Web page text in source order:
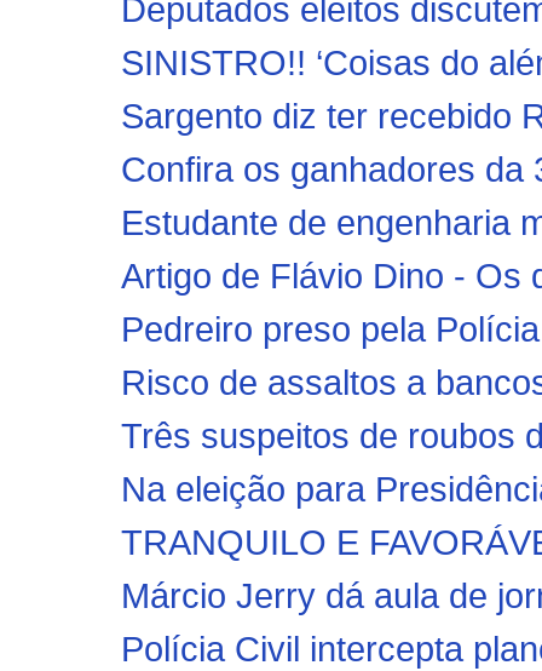
Deputados eleitos
SINISTRO!! ‘Coisas do
Sargento diz ter recebido
Confira os ganhadores da
Estudante de engenharia
Artigo de Flávio Dino - Os
Pedreiro preso pela
Risco de assaltos a
Três suspeitos de roubos
Na eleição para
TRANQUILO E
Márcio Jerry dá aula de
Polícia Civil intercepta